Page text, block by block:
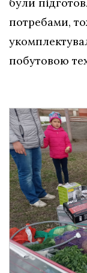
були
потребами,
побутовою